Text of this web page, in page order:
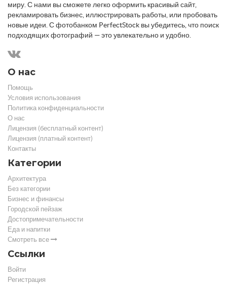
миру. С нами вы сможете легко оформить красивый сайт,
рекламировать бизнес, иллюстрировать работы, или пробовать
новые идеи. С фотобанком PerfectStock вы убедитесь, что поиск
подходящих фотографий — это увлекательно и удобно.
О нас
Помощь
Условия использования
Политика конфиденциальности
О нас
Лицензия (бесплатный контент)
Лицензия (платный контент)
Контакты
Категории
Архитектура
Без категории
Бизнес и финансы
Городской пейзаж
Достопримечательности
Еда и напитки
Смотреть все
Ссылки
Войти
Регистрация